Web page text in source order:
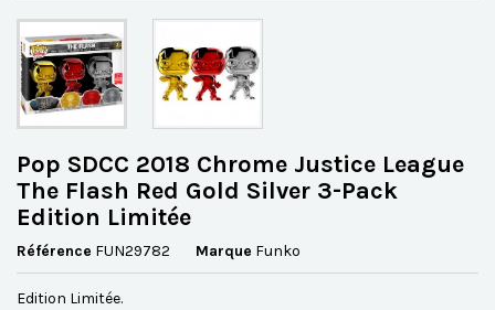
Pop SDCC 2018 Chrome Justice League
The Flash Red Gold Silver 3-Pack
Edition Limitée
Référence FUN29782 Marque Funko
Edition Limitée.